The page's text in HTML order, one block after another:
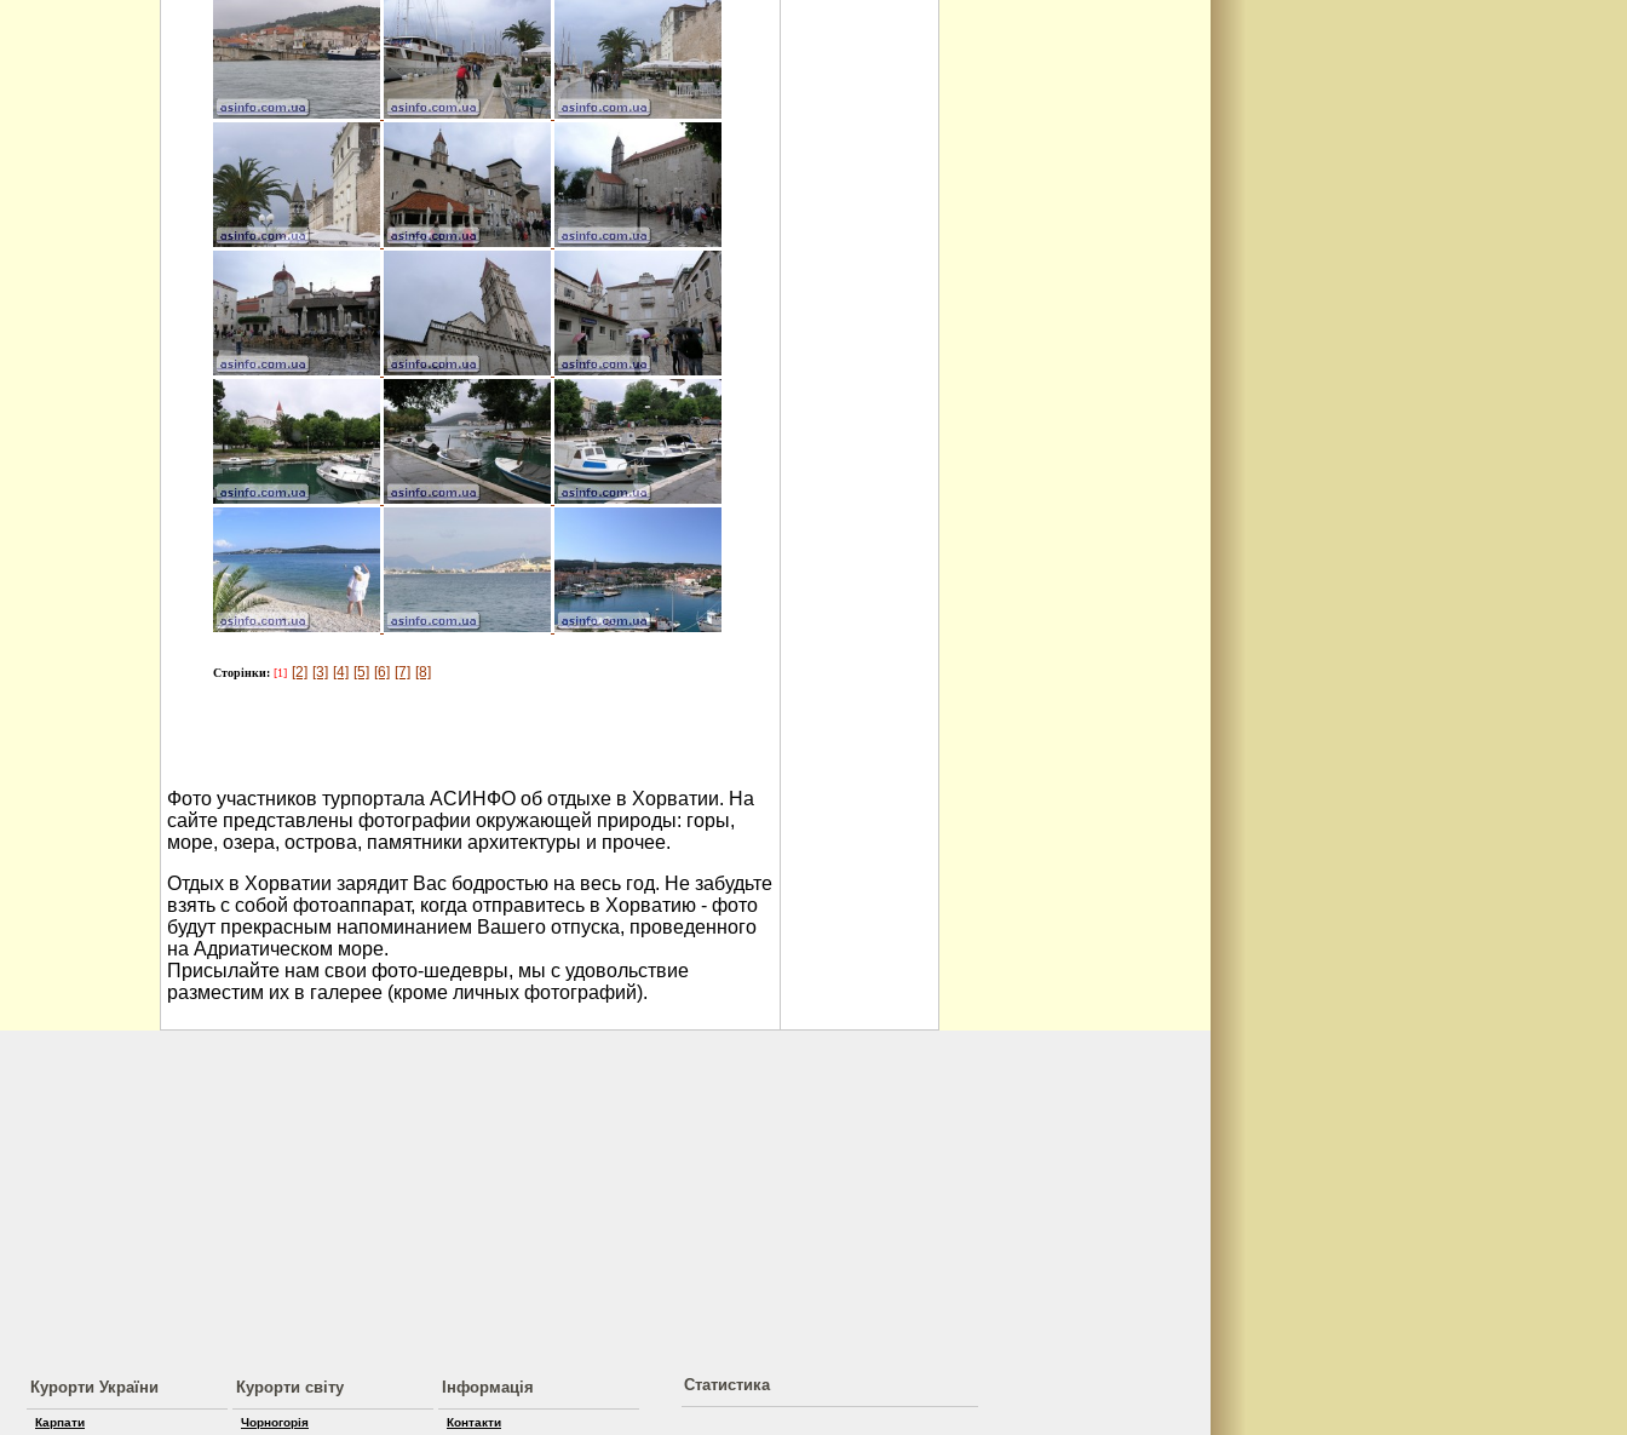
Сторінки: [1] [2] [3] [4] [5] [6] [7] [8]
Фото участников турпортала АСИНФО об отдыхе в Хорватии. На
сайте представлены фотографии окружающей природы: горы,
море, озера, острова, памятники архитектуры и прочее.
Отдых в Хорватии зарядит Вас бодростью на весь год. Не забудьте
взять с собой фотоаппарат, когда отправитесь в Хорватию - фото
будут прекрасным напоминанием Вашего отпуска, проведенного
на Адриатическом море.
Присылайте нам свои фото-шедевры, мы с удовольствие
разместим их в галерее (кроме личных фотографий).
Курорти України
Карпати
Курорти світу
Чорногорія
Інформація
Контакти
Статистика